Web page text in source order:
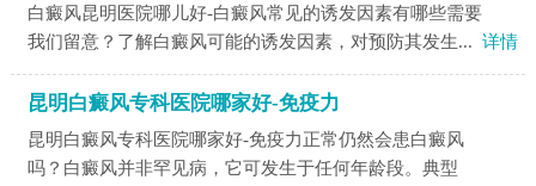
白癜风昆明医院哪儿好-白癜风常见的诱发因素有哪些需要
我们留意？了解白癜风可能的诱发因素，对预防其发生... 详情
昆明白癜风专科医院哪家好-免疫力
昆明白癜风专科医院哪家好-免疫力正常仍然会患白癜风
吗？白癜风并非罕见病，它可发生于任何年龄段。典型